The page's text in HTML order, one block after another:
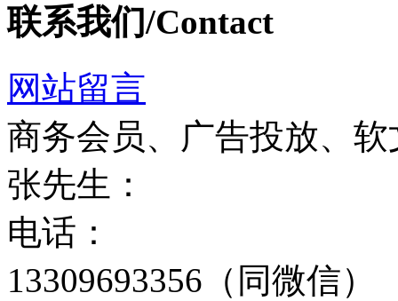
联系我们/Contact
网站留言
商务会员、广告投放、软
张先生：
电话：
13309693356（同微信）